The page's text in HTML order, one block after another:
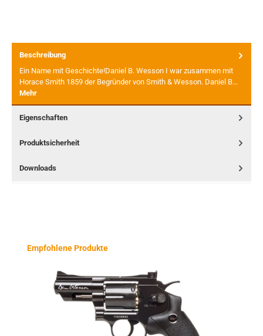
Beschreibung
Ein Name mit Geschichte!Daniel B. Wesson I war zusammen mit
Horace Smith 1859 der Begründer von Smith & Wesson. Daniel B…
Mehr
Eigenschaften
Produktsicherheit
Downloads
Produktgalerie überspringen
Empfohlene Produkte